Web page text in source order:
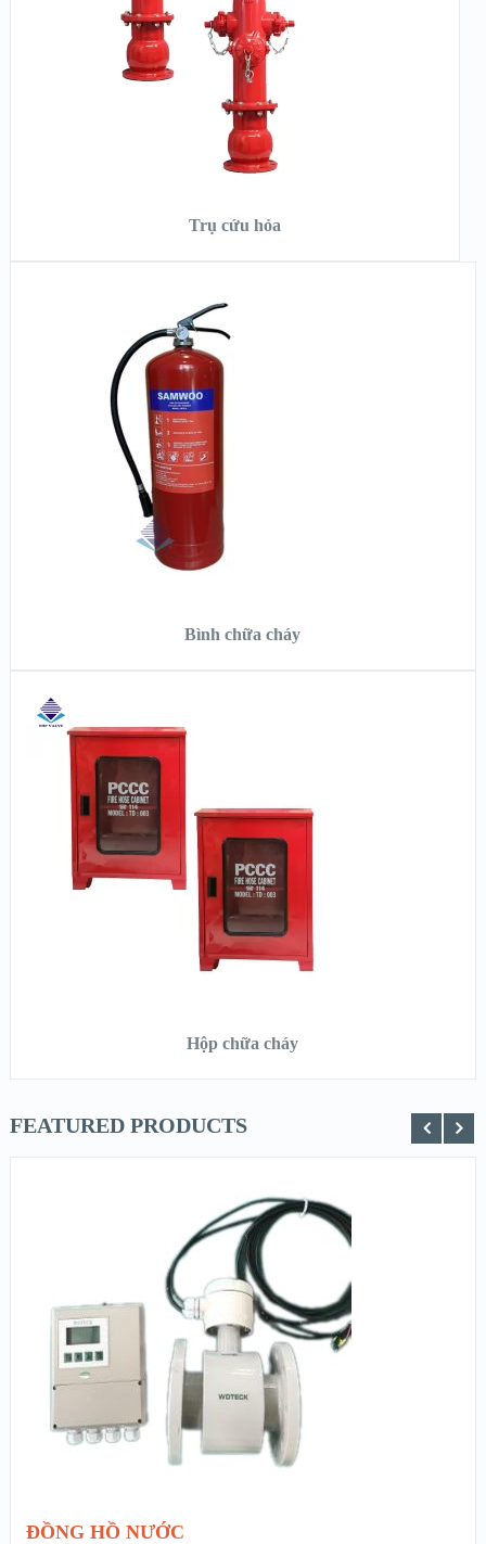
ĐỌC TIẾP
Trụ cứu hỏa
XEM NHANH
XEM CHI TIẾT
Bình chữa cháy
XEM CHI TIẾT
Hộp chữa cháy
FEATURED PRODUCTS
XEM NHANH
XEM CHI TIẾT
ĐỒNG HỒ NƯỚC